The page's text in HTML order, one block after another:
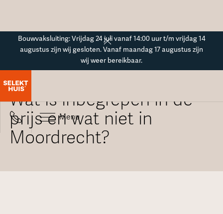
Bouwvaksluiting: Vrijdag 24 juli vanaf 14:00 uur t/m vrijdag 14
augustus zijn wij gesloten. Vanaf maandag 17 augustus zijn
wij weer bereikbaar.
Menu
Wat is inbegrepen in de
prijs en wat niet in
Moordrecht?